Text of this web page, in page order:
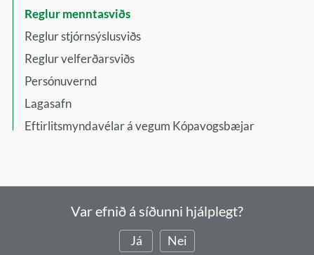
Reglur menntasviðs
Reglur stjórnsýslusviðs
Reglur velferðarsviðs
Persónuvernd
Lagasafn
Eftirlitsmyndavélar á vegum Kópavogsbæjar
Var efnið á síðunni hjálplegt?
Já Nei